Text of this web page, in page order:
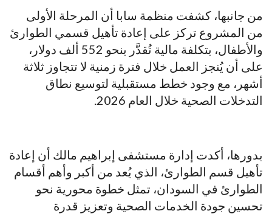
من جانبها، كشفت منظمة سابا أن المرحلة الأولى
من المشروع تركز على إعادة تأهيل قسمي الطوارئ
والأطفال، بتكلفة مالية تُقدَّر بنحو 552 ألف دولار،
على أن يُنجز العمل خلال فترة زمنية لا تتجاوز ثلاثة
أشهر، مع وجود خطط مستقبلية لتوسيع نطاق
التدخلات الصحية خلال العام 2026.
بدورها، أكدت إدارة مستشفى إبراهيم مالك أن إعادة
تأهيل قسم الطوارئ، الذي يُعد من أكبر وأهم أقسام
الطوارئ في السودان، تمثل خطوة محورية نحو
تحسين جودة الخدمات الصحية وتعزيز قدرة